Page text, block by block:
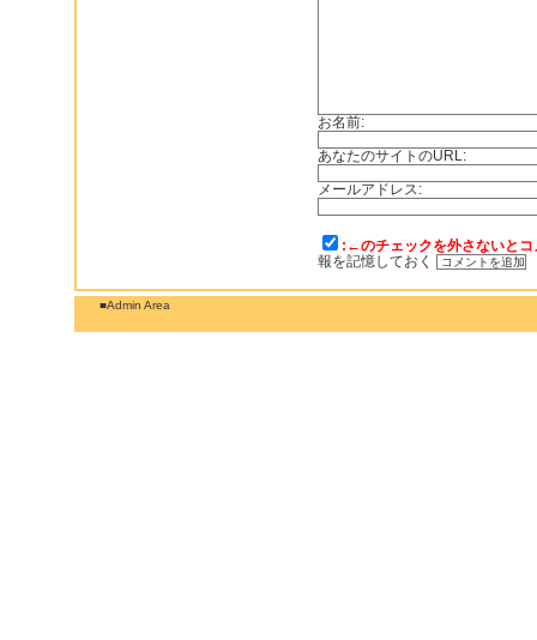
お名前:
あなたのサイトのURL:
メールアドレス:
:←のチェックを外さないと
報を記憶しておく
■Admin Area